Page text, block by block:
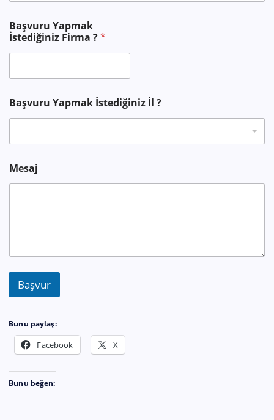
Başvuru Yapmak
İstediğiniz Firma ?*
Başvuru Yapmak İstediğiniz İl ?
Mesaj
Başvur
Bunu paylaş:
Facebook X
Bunu beğen: